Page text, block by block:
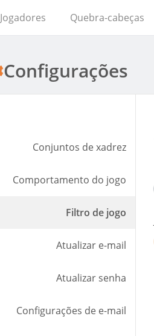
Jogadores Quebra-cabeças
Configurações
Conjuntos de xadrez
Comportamento do jogo
Filtro de jogo
Atualizar e-mail
Atualizar senha
Configurações de e-mail